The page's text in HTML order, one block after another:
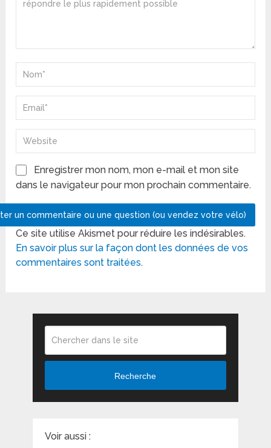
Enregistrer mon nom, mon e-mail et mon site
dans le navigateur pour mon prochain commentaire.
Ce site utilise Akismet pour réduire les indésirables.
En savoir plus sur la façon dont les données de vos
commentaires sont traitées.
Recherche
Voir aussi :